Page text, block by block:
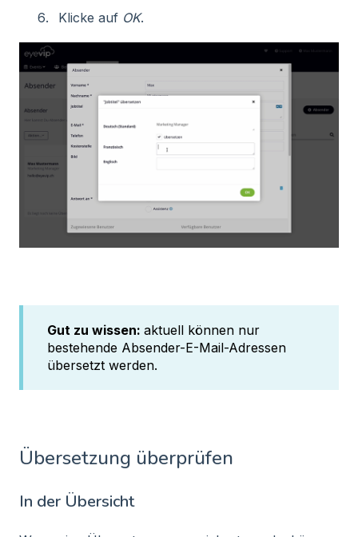
Klicke auf OK.
Gut zu wissen: aktuell können nur
bestehende Absender-E-Mail-Adressen
übersetzt werden.
Übersetzung überprüfen
In der Übersicht